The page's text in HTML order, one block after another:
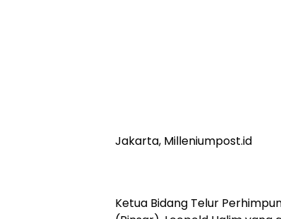
Jakarta, Milleniumpost.id
Ketua Bidang Telur